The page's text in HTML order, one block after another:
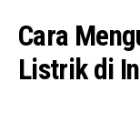
Cara
Listrik di